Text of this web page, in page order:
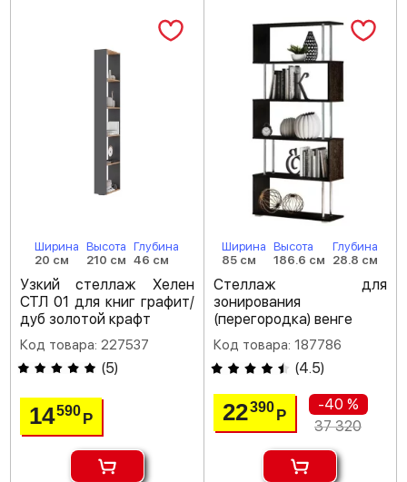
Ширина
20 см
Высота
210 см
Глубина
46 см
Узкий стеллаж Хелен
СТЛ 01 для книг графит/
дуб золотой крафт
Код товара: 227537
(5)
14590Р
Ширина
85 см
Высота
186.6 см
Глубина
28.8 см
Стеллаж для
зонирования
(перегородка) венге
Код товара: 187786
(4.5)
22390 Р
-40 %
37 320